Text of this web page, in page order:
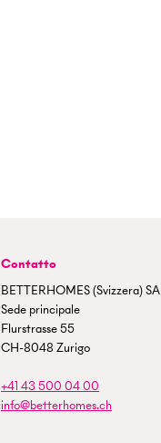
Contatto
BETTERHOMES (Svizzera) SA
Sede principale
Flurstrasse 55
CH-8048 Zurigo
+41 43 500 04 00
info@betterhomes.ch